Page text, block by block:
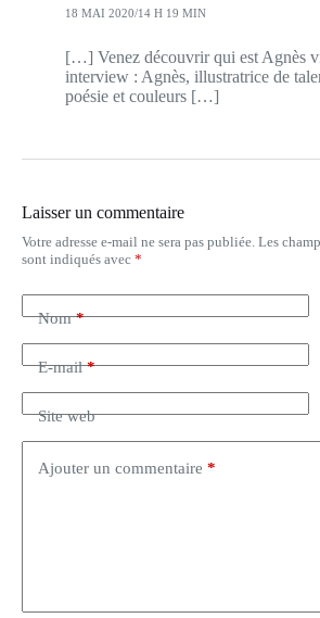
18 MAI 2020/14 H 19 MIN
[…] Venez découvrir qui est Agnès
interview : Agnès, illustratrice de
poésie et couleurs […]
Laisser un commentaire
Votre adresse e-mail ne sera pas publiée. Les
sont indiqués avec *
Nom*
E-mail*
Site web
Ajouter un commentaire *